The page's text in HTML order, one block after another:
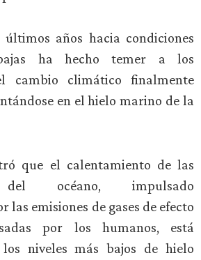
años hacia condiciones
ha hecho temer a los
cambio climático finalmente
en el hielo marino de la
que el calentamiento de las
del océano, impulsado
emisiones de gases de efecto
por los humanos, está
niveles más bajos de hielo